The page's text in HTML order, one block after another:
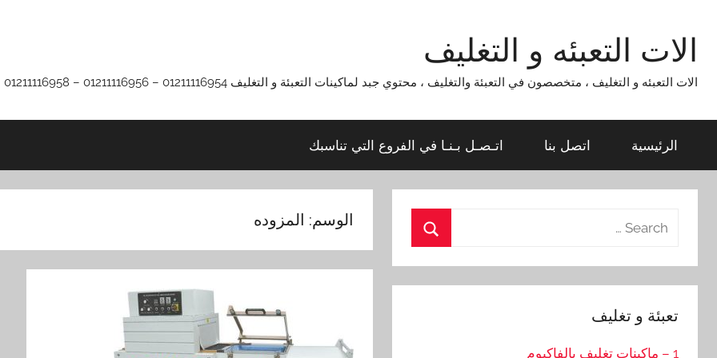
contentالات التعبئه و التغليف
الات التعبئه و التغليف ، متخصصون في التعبئة والتغليف ، محتوي جبد لماكينات التعبئة و التغليف 01211116954 – 01211116956 – 01211116958
الرئيسية اتصل بنا اتـصـل بـنـا في الفروع التي تناسبك
الوسم: المزوده
Search
تعبئة و تغليف
1 – ماكينات تغليف بالفاكيوم